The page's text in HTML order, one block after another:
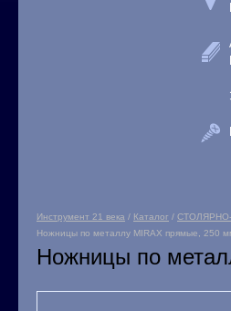
Инструмент 21 века / Каталог /
Ножницы по металлу MIRAX прямые, 250
Ножницы по